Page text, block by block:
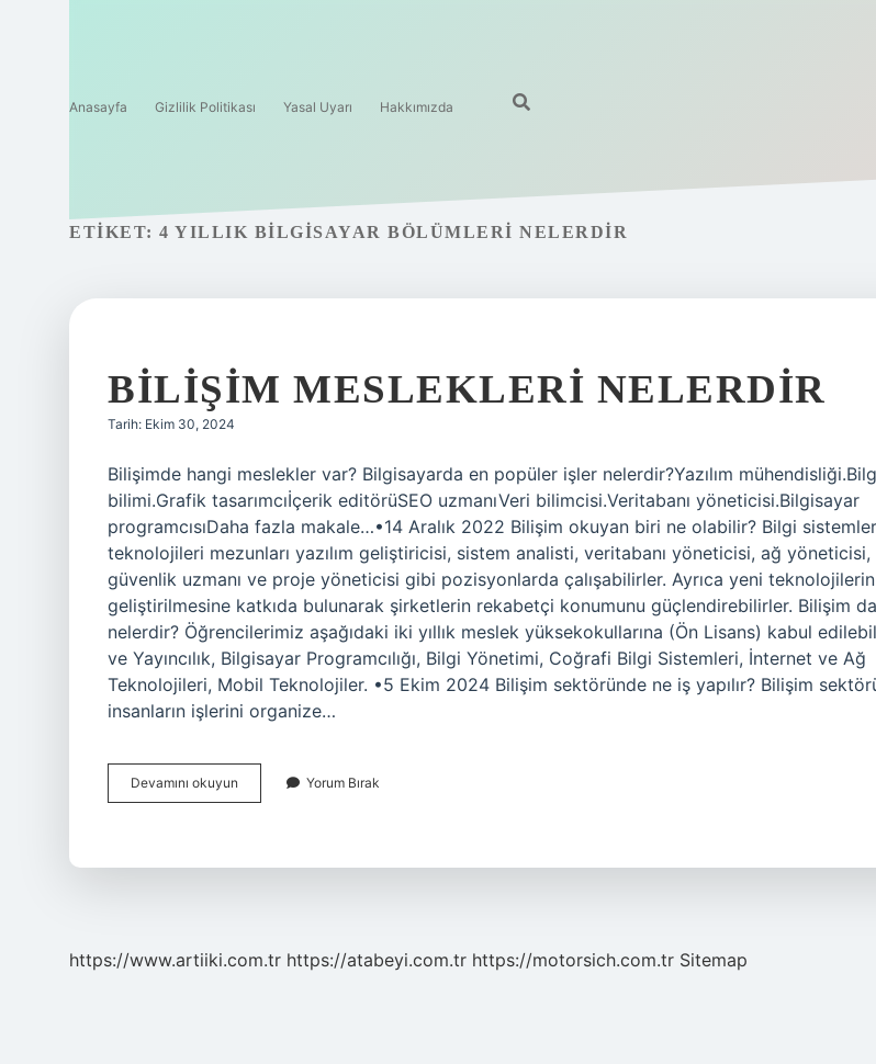
Anasayfa Gizlilik Politikası Yasal Uyarı Hakkımızda
ETIKET: 4 YILLIK BILGISAYAR BÖLÜMLERI NELERDIR
BILIŞIM MESLEKLERI NELERDIR
Tarih: Ekim 30, 2024
Bilişimde hangi meslekler var? Bilgisayarda en popüler işler nelerdir?Yazılım
bilimi.Grafik tasarımcıİçerik editörüSEO uzmanıVeri bilimcisi.Veritabanı yöneticisi.Bilgisayar
programcısıDaha fazla makale…•14 Aralık 2022 Bilişim okuyan biri ne olabilir? Bilgi
teknolojileri mezunları yazılım geliştiricisi, sistem analisti, veritabanı yöneticisi, ağ
güvenlik uzmanı ve proje yöneticisi gibi pozisyonlarda çalışabilirler. Ayrıca yeni teknolojilerin
geliştirilmesine katkıda bulunarak şirketlerin rekabetçi konumunu güçlendirebilirler. Bilişim
nelerdir? Öğrencilerimiz aşağıdaki iki yıllık meslek yüksekokullarına (Ön Lisans) kabul
ve Yayıncılık, Bilgisayar Programcılığı, Bilgi Yönetimi, Coğrafi Bilgi Sistemleri, İnternet ve Ağ
Teknolojileri, Mobil Teknolojiler. •5 Ekim 2024 Bilişim sektöründe ne iş yapılır? Bilişim
insanların işlerini organize…
Devamını okuyun
Meslekleri
Yorum Bırak
https://www.artiiki.com.tr https://atabeyi.com.tr https://motorsich.com.tr Sitemap